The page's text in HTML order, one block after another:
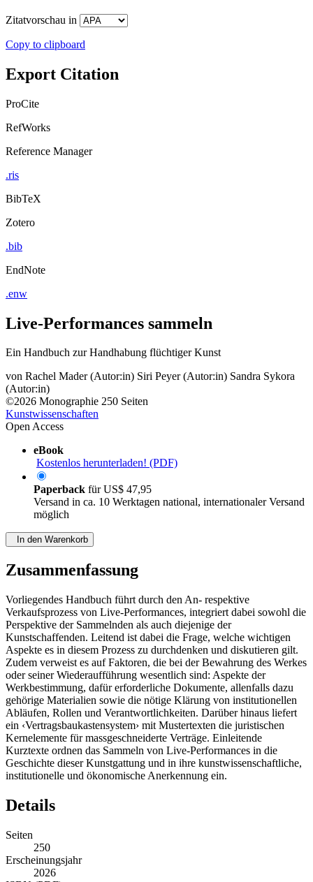
Zitatvorschau in
Copy to clipboard
Export Citation
ProCite
RefWorks
Reference Manager
.ris
BibTeX
Zotero
.bib
EndNote
.enw
Live-Performances sammeln
Ein Handbuch zur Handhabung flüchtiger Kunst
von Rachel Mader (Autor:in) Siri Peyer (Autor:in) Sandra Sykora
(Autor:in)
©2026 Monographie 250 Seiten
Kunstwissenschaften
Open Access
eBook
Kostenlos herunterladen! (PDF)
Paperback fürUS$ 47,95
Versand in ca. 10 Werktagen national, internationaler Versand
möglich
In den Warenkorb
Zusammenfassung
Vorliegendes Handbuch führt durch den An- respektive
Verkaufsprozess von Live-Performances, integriert dabei sowohl die
Perspektive der Sammelnden als auch diejenige der
Kunstschaffenden. Leitend ist dabei die Frage, welche wichtigen
Aspekte es in diesem Prozess zu durchdenken und diskutieren gilt.
Zudem verweist es auf Faktoren, die bei der Bewahrung des Werkes
oder seiner Wiederaufführung wesentlich sind: Aspekte der
Werkbestimmung, dafür erforderliche Dokumente, allenfalls dazu
gehörige Materialien sowie die nötige Klärung von institutionellen
Abläufen, Rollen und Verantwortlichkeiten. Darüber hinaus liefert
ein ‹Vertragsbaukastensystem› mit Mustertexten die juristischen
Kernelemente für massgeschneiderte Verträge. Einleitende
Kurztexte ordnen das Sammeln von Live-Performances in die
Geschichte dieser Kunstgattung und in ihre kunstwissenschaftliche,
institutionelle und ökonomische Anerkennung ein.
Details
Seiten
250
Erscheinungsjahr
2026